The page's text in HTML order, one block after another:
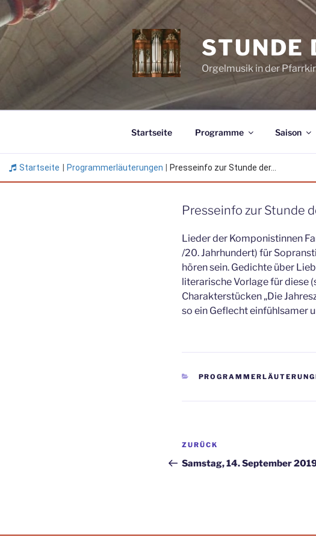
Zum
Inhalt
springen
STUNDE
Orgelmusik in der
Startseite Programme Saison
Startseite Programmerläuterungen Presseinfo zur Stunde der...
Presseinfo zur Stunde
Lieder der Komponistinnen
/20. Jahrhundert) für
hören sein. Gedichte über
literarische Vorlage für diese
Charakterstücken „Die
so ein Geflecht einfühlsamer
KATEGORIEN
Beitragsnavigation
Vorheriger
Beitrag
ZURÜCK
Samstag, 14. September